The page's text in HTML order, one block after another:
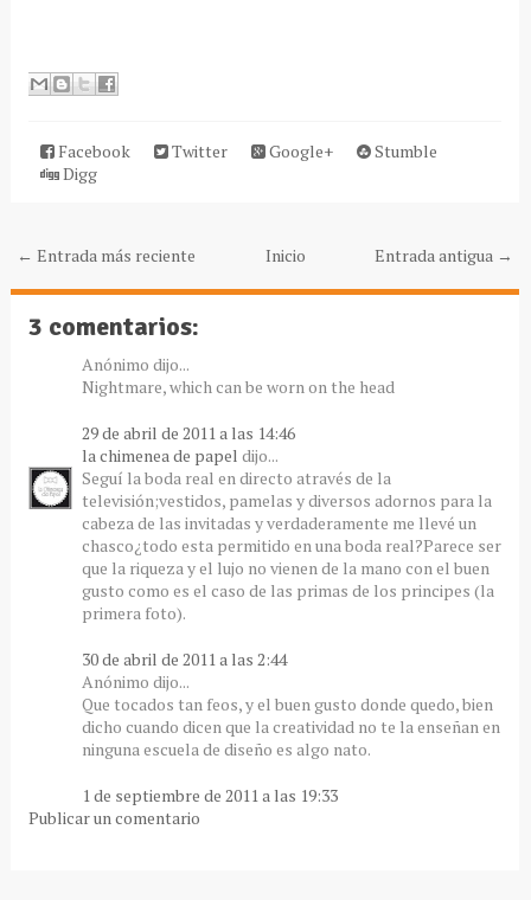
Facebook Twitter Google+
Stumble
Digg
← Entrada más reciente Entrada antigua →
Inicio
3 comentarios:
Anónimo dijo...
Nightmare, which can be worn on the head
29 de abril de 2011 a las 14:46
la chimenea de papel dijo...
Seguí la boda real en directo através de la
televisión;vestidos, pamelas y diversos adornos para la
cabeza de las invitadas y verdaderamente me llevé un
chasco¿todo esta permitido en una boda real?Parece ser
que la riqueza y el lujo no vienen de la mano con el buen
gusto como es el caso de las primas de los principes (la
primera foto).
30 de abril de 2011 a las 2:44
Anónimo dijo...
Que tocados tan feos, y el buen gusto donde quedo, bien
dicho cuando dicen que la creatividad no te la enseñan en
ninguna escuela de diseño es algo nato.
1 de septiembre de 2011 a las 19:33
Publicar un comentario